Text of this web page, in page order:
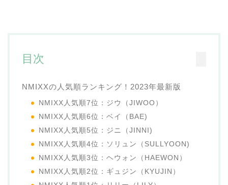
目次
NMIXXの人気順ランキング！2023年最新版
NMIXX人気順7位：ジウ（JIWOO）
NMIXX人気順6位：ベイ（BAE)
NMIXX人気順5位：ジニ（JINNI)
NMIXX人気順4位：ソリュン（SULLYOON)
NMIXX人気順3位：ヘウォン（HAEWON）
NMIXX人気順2位：ギュジン（KYUJIN）